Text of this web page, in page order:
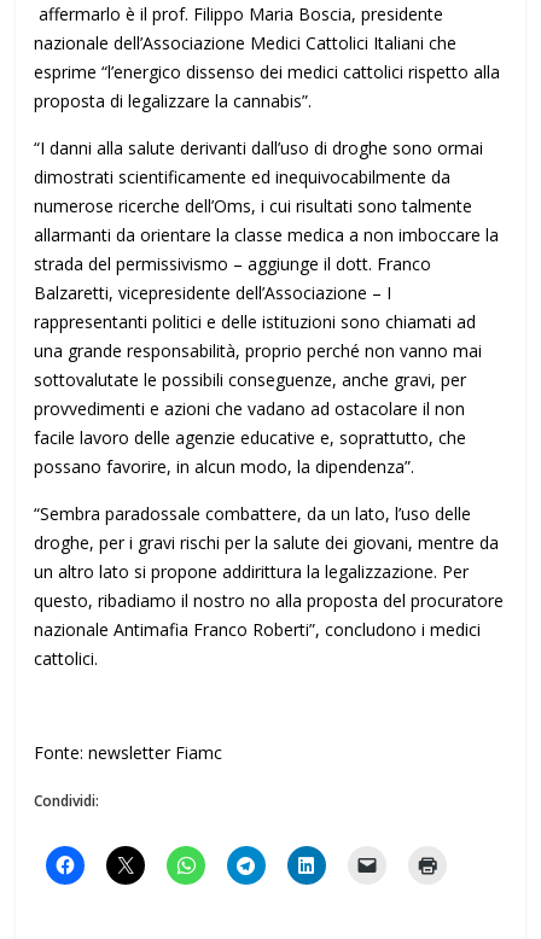
affermarlo è il prof. Filippo Maria Boscia, presidente
nazionale dell’Associazione Medici Cattolici Italiani che
esprime “l’energico dissenso dei medici cattolici rispetto alla
proposta di legalizzare la cannabis”.
“I danni alla salute derivanti dall’uso di droghe sono ormai
dimostrati scientificamente ed inequivocabilmente da
numerose ricerche dell’Oms, i cui risultati sono talmente
allarmanti da orientare la classe medica a non imboccare la
strada del permissivismo – aggiunge il dott. Franco
Balzaretti, vicepresidente dell’Associazione – I
rappresentanti politici e delle istituzioni sono chiamati ad
una grande responsabilità, proprio perché non vanno mai
sottovalutate le possibili conseguenze, anche gravi, per
provvedimenti e azioni che vadano ad ostacolare il non
facile lavoro delle agenzie educative e, soprattutto, che
possano favorire, in alcun modo, la dipendenza”.
“Sembra paradossale combattere, da un lato, l’uso delle
droghe, per i gravi rischi per la salute dei giovani, mentre da
un altro lato si propone addirittura la legalizzazione. Per
questo, ribadiamo il nostro no alla proposta del procuratore
nazionale Antimafia Franco Roberti”, concludono i medici
cattolici.
Fonte: newsletter Fiamc
Condividi: